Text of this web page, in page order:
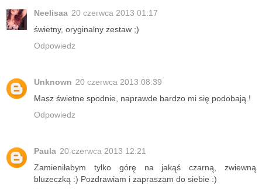
Neelisaa 20 czerwca 2013 01:17
świetny, oryginalny zestaw ;)
Odpowiedz
Unknown 20 czerwca 2013 08:39
Masz świetne spodnie, naprawde bardzo mi się podobają !
Odpowiedz
Paula 20 czerwca 2013 12:21
Zamieniłabym tylko górę na jakąś czarną, zwiewną
bluzeczką :) Pozdrawiam i zapraszam do siebie :)